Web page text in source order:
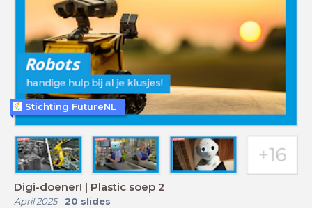
Digi-doener! | Plastic soep 2
April 2025- 20 slides
Stichting FutureNL